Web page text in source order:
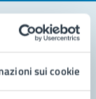
sui cookie